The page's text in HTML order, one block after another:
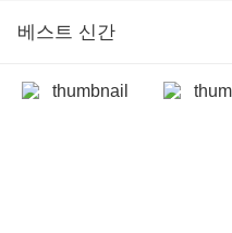
베스트 신간